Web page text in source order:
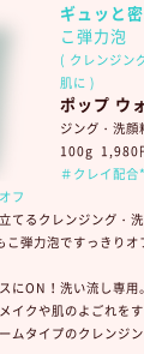
ギュッと
こ弾力泡
( クレンジン
肌に )
ポップ ウ
ジング・洗顔
100g 1,980
＃クレイ配合
フ
てるクレンジング・洗
こ弾力泡ですっきりオ
にON！洗い流し専用。
イクや肌のよごれを
ムタイプのクレンジン